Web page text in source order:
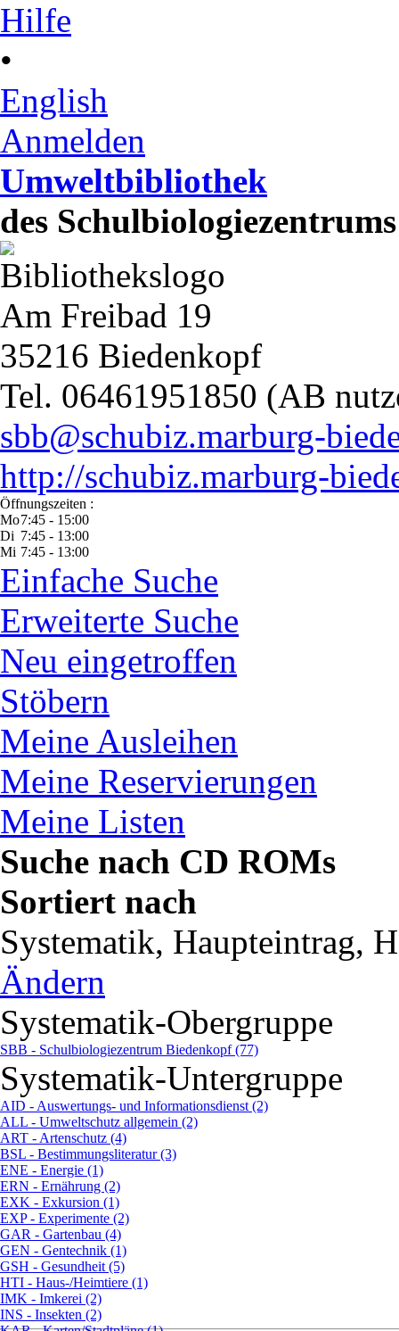
Hilfe
•
English
Anmelden
Umweltbibliothek
des
Am Freibad 19
35216 Biedenkopf
Tel. 06461951850 (AB
sbb@schubiz.marburg-
http://schubiz.marburg-
Öffnungszeiten :
Mo7:45 - 15:00
Di 7:45 - 13:00
Mi 7:45 - 13:00
Einfache Suche
Erweiterte Suche
Neu eingetroffen
Stöbern
Meine Ausleihen
Meine Reservierungen
Meine Listen
Suche nach CD ROMs
Sortiert nach
Systematik, Haupteintrag,
Ändern
Systematik-Obergruppe
SBB - Schulbiologiezentrum Biedenkopf (77)
Systematik-Untergruppe
AID - Auswertungs- und Informationsdienst (2)
ALL - Umweltschutz allgemein (2)
ART - Artenschutz (4)
BSL - Bestimmungsliteratur (3)
ENE - Energie (1)
ERN - Ernährung (2)
EXK - Exkursion (1)
EXP - Experimente (2)
GAR - Gartenbau (4)
GEN - Gentechnik (1)
GSH - Gesundheit (5)
HTI - Haus-/Heimtiere (1)
IMK - Imkerei (2)
INS - Insekten (2)